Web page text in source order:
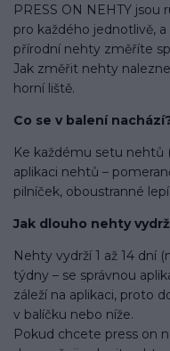
PRESS ON NEHTY
pro každého jednotlivě,
přírodní nehty změříte
Jak změřit nehty
horní liště.
Co se v balení nachází
Ke každému setu nehtů
aplikaci nehtů –
pilníček, oboustranné
Jak dlouho nehty
Nehty vydrží 1 až 14 dní
týdny – se správnou
záleží na aplikaci, proto
v balíčku nebo níže.
Pokud chcete press on